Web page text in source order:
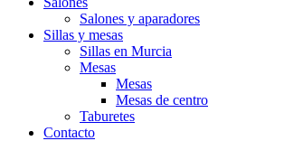
Salones y aparadores
Sillas y mesas
Sillas en Murcia
Mesas
Mesas
Mesas de centro
Taburetes
Contacto